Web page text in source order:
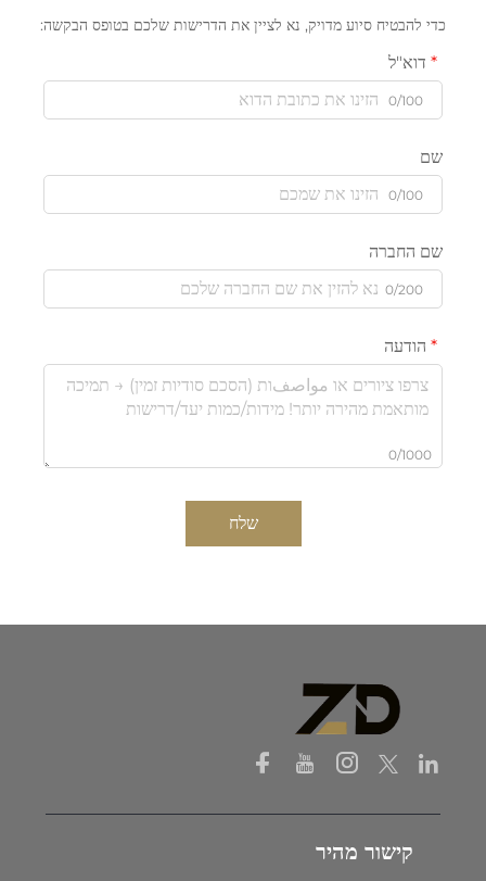
כדי להבטיח סיוע מדויק, נא לציין את הדרישות שלכם בטופס הבקשה:
דוא"ל
0/100
שם
0/100
שם החברה
0/200
הודעה
0/1000
שלח
קישור מהיר